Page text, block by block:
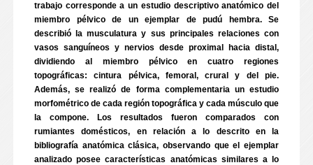
trabajo corresponde a un estudio descriptivo anatómico del
miembro pélvico de un ejemplar de pudú hembra. Se
describió la musculatura y sus principales relaciones con
vasos sanguíneos y nervios desde proximal hacia distal,
dividiendo al miembro pélvico en cuatro regiones
topográficas: cintura pélvica, femoral, crural y del pie.
Además, se realizó de forma complementaria un estudio
morfométrico de cada región topográfica y cada músculo que
la compone. Los resultados fueron comparados con
rumiantes domésticos, en relación a lo descrito en la
bibliografía anatómica clásica, observando que el ejemplar
analizado posee características anatómicas similares a lo